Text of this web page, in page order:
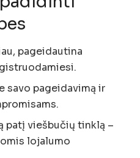
pageidautina
savo pageidavimą ir
patį viešbučių tinklą –
lojalumo